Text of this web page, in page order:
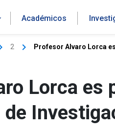
Académicos
2 Profesor Alvaro Lorca
Lorca es